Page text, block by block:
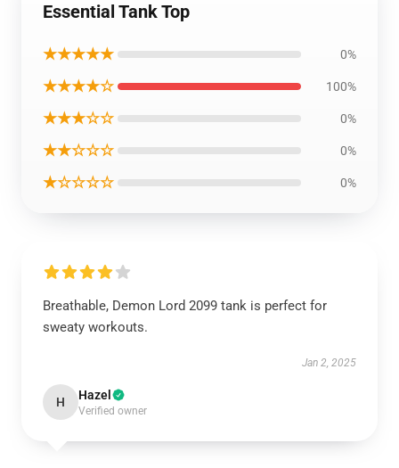
Essential Tank Top
★★★★★ 0%
★★★★☆ 100%
★★★☆☆ 0%
★★☆☆☆ 0%
★☆☆☆☆ 0%
Breathable, Demon Lord 2099 tank is perfect for
sweaty workouts.
Jan 2, 2025
H Hazel
Verified owner